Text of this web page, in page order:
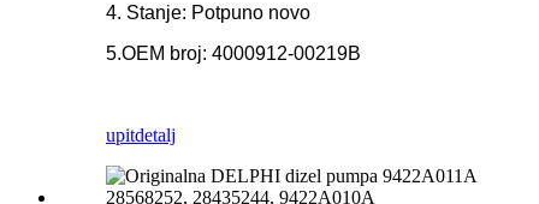
4. Stanje: Potpuno novo
5.OEM broj: 4000912-00219B
upitdetalj